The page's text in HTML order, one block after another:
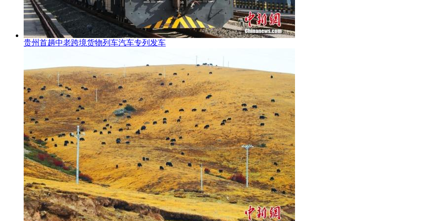
贵州首趟中老跨境货物列车汽车专列发车